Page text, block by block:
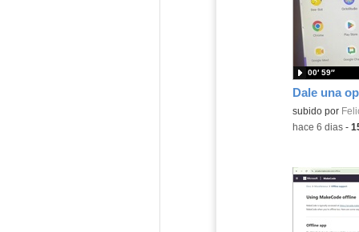
Contenido
subido por
00′ 59″
-hace 6 dias-